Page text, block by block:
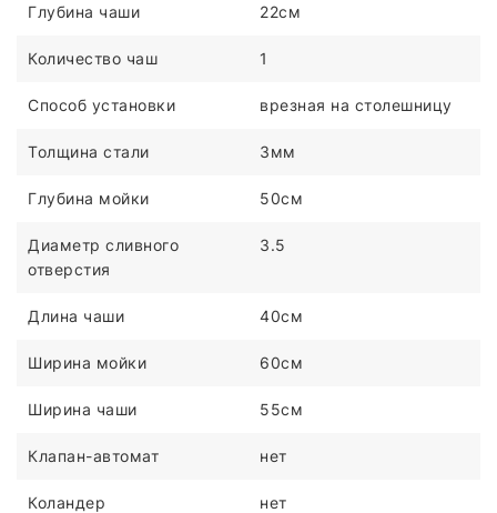
Глубина чаши 22см
Количество чаш 1
Способ установки врезная на столешницу
Толщина стали 3мм
Глубина мойки 50см
Диаметр сливного
отверстия
3.5
Длина чаши 40см
Ширина мойки 60см
Ширина чаши 55см
Клапан-автомат нет
Коландер нет